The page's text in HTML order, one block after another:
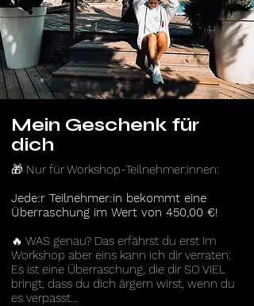
Mein Geschenk für
dich
🎁 Nur für Workshop-Teilnehmer:innen:
Jede:r Teilnehmer:in bekommt eine
Überraschung im Wert von 450,00 €!
🔥 WAS genau? Das erfährst du erst im
Workshop aber eins kann ich dir verraten:
Es ist eine Überraschung, die dir SO VIEL
bringt, dass du dich ärgern wirst, wenn du
es verpasst…